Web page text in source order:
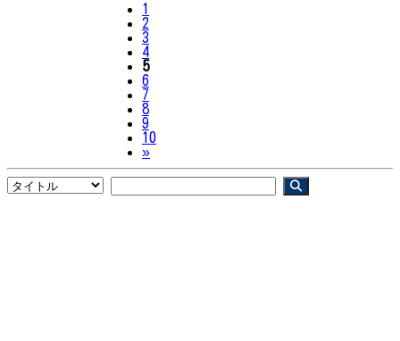
1
2
3
4
5
6
7
8
9
10
»Next